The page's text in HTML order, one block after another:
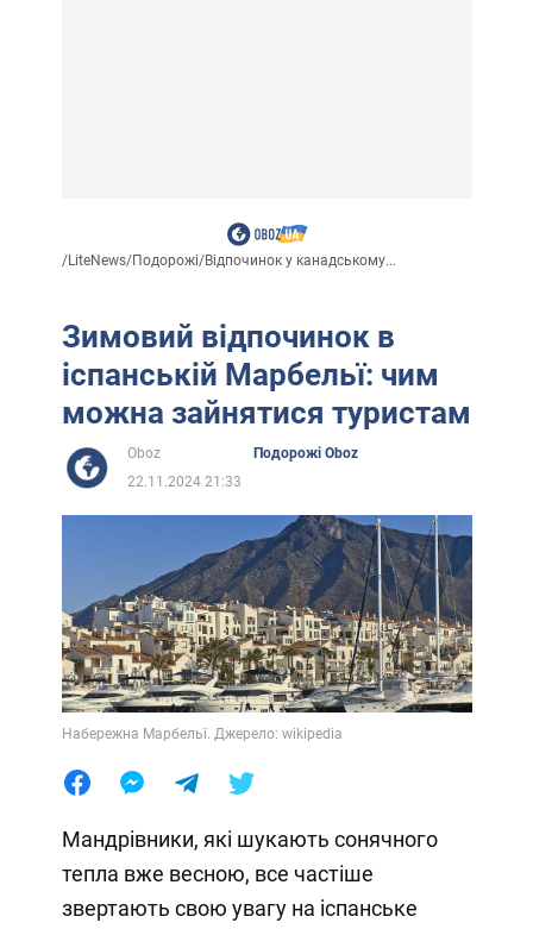
/LiteNews/Подорожі/Відпочинок у канадському...
Зимовий відпочинок в
іспанській Марбельї: чим
можна зайнятися туристам
Oboz
Подорожі Oboz
22.11.2024 21:33
Набережна Марбельї. Джерело: wikipedia
Мандрівники, які шукають сонячного
тепла вже весною, все частіше
звертають свою увагу на іспанське